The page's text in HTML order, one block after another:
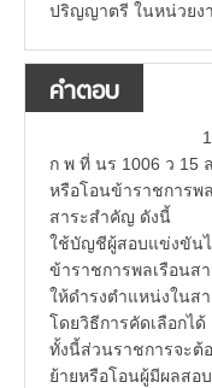
ปริญญาตรี ในหน่วยง
คำตอบ
1 ได้ ตาม
ก พ ที่ นร 1006 ว 15
หรือโอนข้าราชการพ
สาระสำคัญ ดัง
ใช้บัญชีผู้สอบแข่งขันไ
ข้าราชการพลเรือนส
ให้ดำรงตำแหน่งในส
โดยวิธีการคัดเลือกไ
ทั้งนี้ส่วนราชการจะต้
ย้ายหรือโอนผู้มีผลสอ